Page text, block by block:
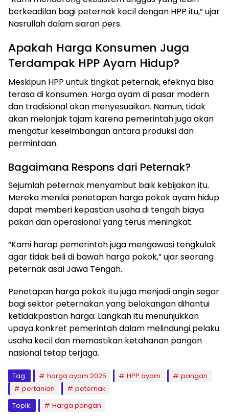
berkeadilan bagi peternak kecil dengan HPP itu,” ujar
Nasrullah dalam siaran pers.
Apakah Harga Konsumen Juga
Terdampak HPP Ayam Hidup?
Meskipun HPP untuk tingkat peternak, efeknya bisa
terasa di konsumen. Harga ayam di pasar modern
dan tradisional akan menyesuaikan. Namun, tidak
akan melonjak tajam karena pemerintah juga akan
mengatur keseimbangan antara produksi dan
permintaan.
Bagaimana Respons dari Peternak?
Sejumlah peternak menyambut baik kebijakan itu.
Mereka menilai penetapan harga pokok ayam hidup
dapat memberi kepastian usaha di tengah biaya
pakan dan operasional yang terus meningkat.
“Kami harap pemerintah juga mengawasi tengkulak
agar tidak beli di bawah harga pokok,” ujar seorang
peternak asal Jawa Tengah.
Penetapan harga pokok itu juga menjadi angin segar
bagi sektor peternakan yang belakangan dihantui
ketidakpastian harga. Langkah itu menunjukkan
upaya konkret pemerintah dalam melindungi pelaku
usaha kecil dan memastikan ketahanan pangan
nasional tetap terjaga.
Tag: harga ayam 2025 HPP ayam
pangan
pertanian
peternak
Topik:
Harga pangan